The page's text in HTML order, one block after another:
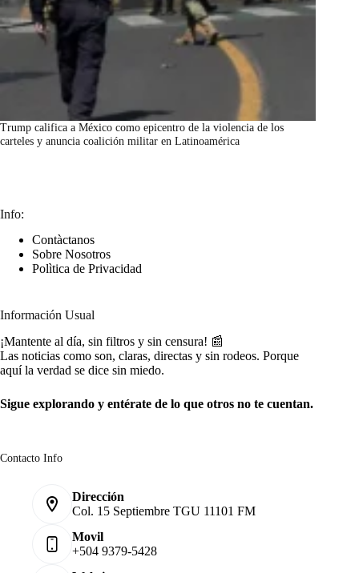
Trump califica a México como epicentro de la violencia de los
carteles y anuncia coalición militar en Latinoamérica
Info:
Contàctanos
Sobre Nosotros
Polìtica de Privacidad
Información Usual
¡Mantente al día, sin filtros y sin censura! 📰
Las noticias como son, claras, directas y sin rodeos. Porque
aquí la verdad se dice sin miedo.
Sigue explorando y entérate de lo que otros no te cuentan.
Contacto Info
Dirección
Col. 15 Septiembre TGU 11101 FM
Movil
+504 9379-5428